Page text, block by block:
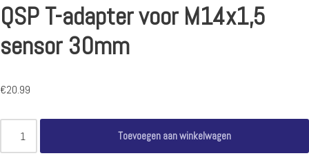
QSP T-adapter voor M14x1,5
sensor 30mm
€20.99
Toevoegen aan winkelwagen